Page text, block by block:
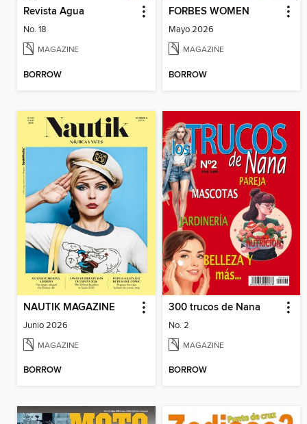
Revista Agua
No. 18
MAGAZINE
BORROW
FORBES WOMEN
Mayo 2026
MAGAZINE
BORROW
NAUTIK MAGAZINE
Junio 2026
MAGAZINE
BORROW
300 trucos de Nana
No. 2
MAGAZINE
BORROW